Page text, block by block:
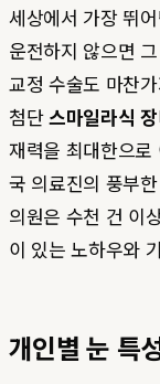
세상에서 가장 뛰
운전하지 않으면
교정 수술도 마찬
첨단스마일라식
재력을 최대한으
국 의료진의 풍부
의원은 수천 건 이
이 있는 노하우와
개인별 눈 특